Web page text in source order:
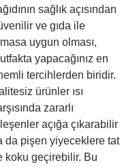
sağlık açısından
ve gıda ile
uygun olması,
yapacağınız en
tercihlerden biridir.
ürünler ısı
zararlı
açığa çıkarabilir
da pişen yiyeceklere tat
koku geçirebilir. Bu